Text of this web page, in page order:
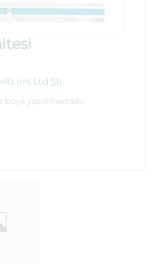
yapılmaktadır.